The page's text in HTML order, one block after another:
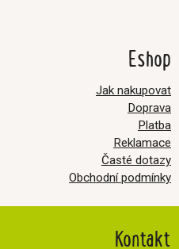
Kontakt
Eshop
Jak nakupovat
Doprava
Platba
Reklamace
Časté dotazy
Obchodní podmínky